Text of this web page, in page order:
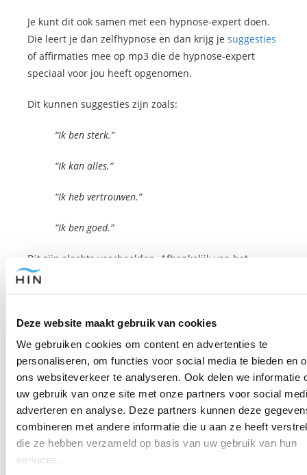
Deze website maakt gebruik van cookies
We gebruiken cookies om content en advertenties te
personaliseren, om functies voor social media te bieden en
ons websiteverkeer te analyseren. Ook delen we informatie
uw gebruik van onze site met onze partners voor social
adverteren en analyse. Deze partners kunnen deze
combineren met andere informatie die u aan ze heeft
die ze hebben verzameld op basis van uw gebruik van hun
services.
Je kunt dit ook samen met een hypnose-expert doen.
Die leert je dan zelfhypnose en dan krijg je suggesties
of affirmaties mee op mp3 die de hypnose-expert
speciaal voor jou heeft opgenomen.
Dit kunnen suggesties zijn zoals:
“Ik ben sterk.”
“Ik kan alles.”
“Ik heb vertrouwen.”
“Ik ben goed.”
Dit zijn slechts voorbeelden. Afhankelijk van het
probleem waarmee jij jezelf wilt helpen kun je andere
suggesties krijgen.
Daarnaast wordt genoemd dat visualisaties helpen om
jezelf te helpen. Visualisaties kunnen op 2 manieren
worden toegepast. Een visualisatie kan je helpen te
ontspannenof een visualisatie kan je helpen om je
voorstellingsvermogen te prikkelen over hoe je iets
kunt doen.
Je wilt bijvoorbeeld niet depressief doen, maar lekker
dansen